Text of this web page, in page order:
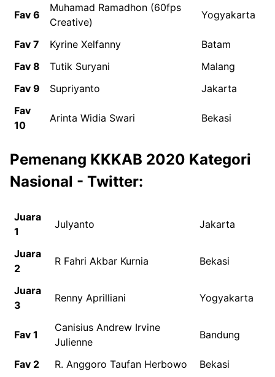
Fav 6
Muhamad Ramadhon (60fps
Creative)
Yogyakarta
Fav 7 Kyrine Xelfanny
Batam
Fav 8
Tutik Suryani
Malang
Fav 9
Supriyanto
Jakarta
Fav
10
Arinta Widia Swari Bekasi
Pemenang KKKAB 2020 Kategori
Nasional - Twitter:
Juara
1
Julyanto Jakarta
Juara
2
R Fahri Akbar Kurnia Bekasi
Juara
3
Renny Aprilliani Yogyakarta
Fav 1
Canisius Andrew Irvine
Julienne
Bandung
Fav 2 R. Anggoro Taufan Herbowo Bekasi